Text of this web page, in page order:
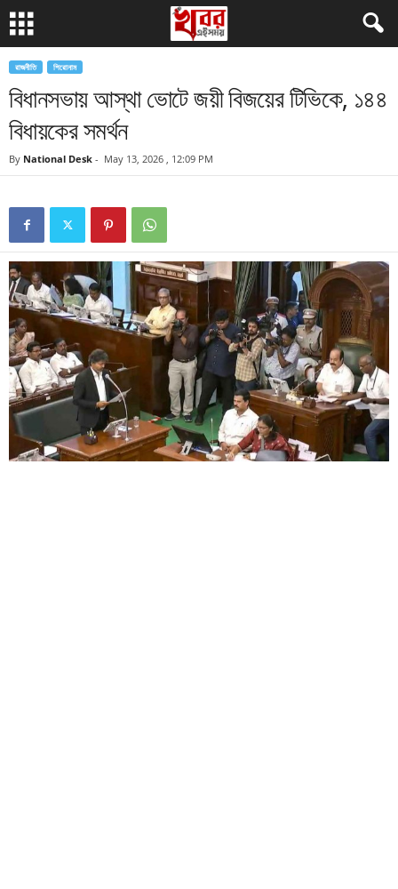
রাজনীতি শিরোনাম
বিধানসভায় আস্থা ভোটে জয়ী বিজয়ের টিভিকে, ১৪৪
বিধায়কের সমর্থন
By National Desk - May 13, 2026 , 12:09 PM